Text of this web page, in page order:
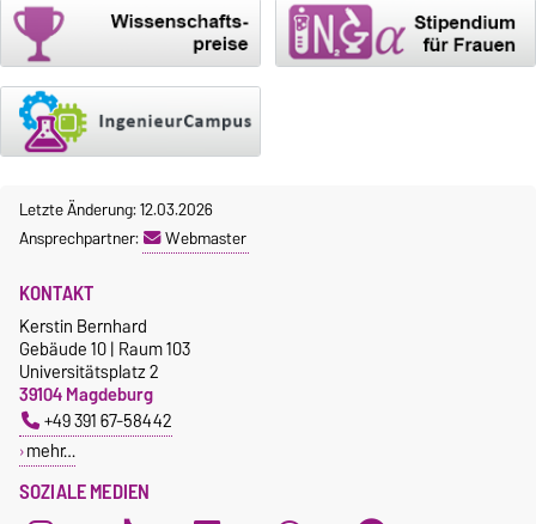
Letzte Änderung: 12.03.2026
Ansprechpartner:
Webmaster
SOZIALE MEDIEN
KONTAKT
Kerstin Bernhard
Gebäude 10 | Raum 103
Universitätsplatz 2
39104 Magdeburg
+49 391 67-58442
mehr…